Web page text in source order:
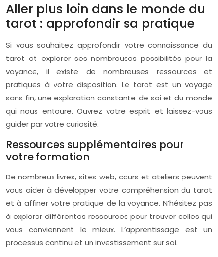
Aller plus loin dans le monde du
tarot : approfondir sa pratique
Si vous souhaitez approfondir votre connaissance du
tarot et explorer ses nombreuses possibilités pour la
voyance, il existe de nombreuses ressources et
pratiques à votre disposition. Le tarot est un voyage
sans fin, une exploration constante de soi et du monde
qui nous entoure. Ouvrez votre esprit et laissez-vous
guider par votre curiosité.
Ressources supplémentaires pour
votre formation
De nombreux livres, sites web, cours et ateliers peuvent
vous aider à développer votre compréhension du tarot
et à affiner votre pratique de la voyance. N’hésitez pas
à explorer différentes ressources pour trouver celles qui
vous conviennent le mieux. L’apprentissage est un
processus continu et un investissement sur soi.